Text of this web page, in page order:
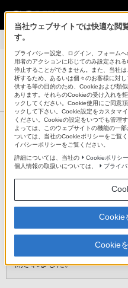
パーソナルコンピューター VAIO®
パーソナルコ
サポート
製品情報ページ
ウイルス・セキュリティ
開されました。
当社ウェブサイトでは快適な閲
す。
プライバシー設定、ログイン、フォーム
用者のアクションに応じてのみ設定され
停止することができません。また、当社
析するため、あるいは個々のお客様に対
供する等の目的のため、Cookieおよび類
あります。それらのCookieの受け入れを
ックしてください。Cookie使用にご同意
ックして下さい。Cookie設定をカスタマ
ください。Cookieの設定をいつでも管理
よっては、このウェブサイトの機能の一
ついては、当社のCookieポリシーをご覧
イバシーポリシーをご覧ください。
詳細については、当社の
Cookieポリシー
個人情報の取扱いについては、
プライ
Cookie
Cookie